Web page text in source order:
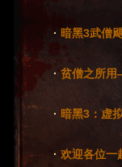
· 暗黑3武僧
·贫僧之所
· 暗黑3：虚
· 欢迎各位一